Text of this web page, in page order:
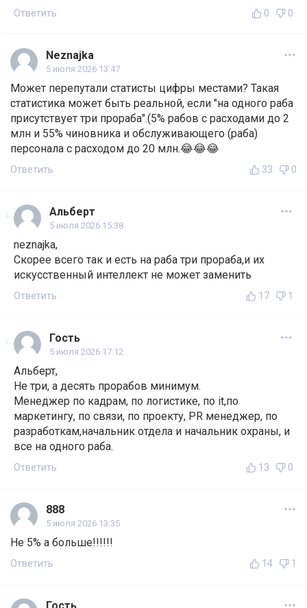
Ответить 0 0
Neznajka
5 июля 2026 13:47
Может перепутали статисты цифры местами? Такая
статистика может быть реальной, если "на одного раба
присутствует три прораба".(5% рабов с расходами до 2
млн и 55% чиновника и обслуживающего (раба)
персонала с расходом до 20 млн.😂😂😂
Ответить 33 0
Альберт
5 июля 2026 15:38
neznajka,
Скорее всего так и есть на раба три прораба,и их
искусственный интеллект не может заменить
Ответить 17 1
Гость
5 июля 2026 17:12
Альберт,
Не три, а десять прорабов минимум.
Менеджер по кадрам, по логистике, по it,по
маркетингу, по связи, по проекту, PR менеджер, по
разработкам,начальник отдела и начальник охраны, и
все на одного раба.
Ответить 13 0
888
5 июля 2026 13:35
Не 5% а больше!!!!!!
Ответить 14 1